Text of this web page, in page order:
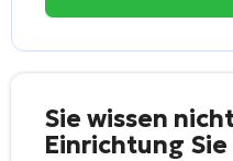
Sie wissen
Einrichtung